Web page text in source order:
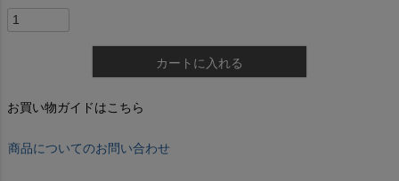
カートに入れる
お買い物ガイドはこちら
商品についてのお問い合わせ